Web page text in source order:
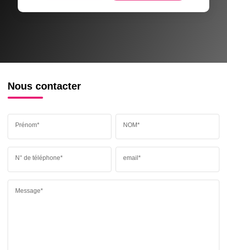
Nous contacter
Prénom* NOM*
N° de téléphone* email*
Message*